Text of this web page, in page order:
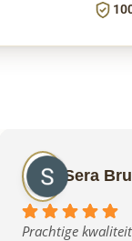
Sera
Prachtige